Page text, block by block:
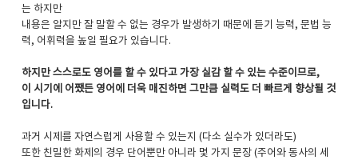
는 하지만
내용은 알지만 잘 말할 수 없는 경우가 발생하기 때문에 듣기 능력, 문법 능
력, 어휘력을 높일 필요가 있습니다.
하지만 스스로도 영어를 할 수 있다고 가장 실감 할 수 있는 수준이므로,
이 시기에 어쨌든 영어에 더욱 매진하면 그만큼 실력도 더 빠르게 향상될 것
입니다.
과거 시제를 자연스럽게 사용할 수 있는지 (다소 실수가 있더라도)
또한 친밀한 화제의 경우 단어뿐만 아니라 몇 가지 문장 (주어와 동사의 세